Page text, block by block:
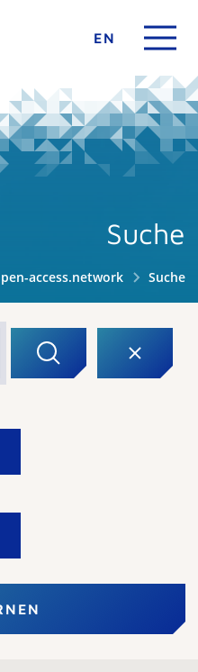
EN
Suche
access.network Suche